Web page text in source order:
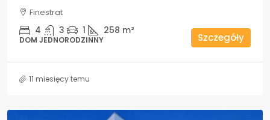
Finestrat
4 3 1 258 m²
DOM JEDNORODZINNY Szczegóły
11 miesięcy temu